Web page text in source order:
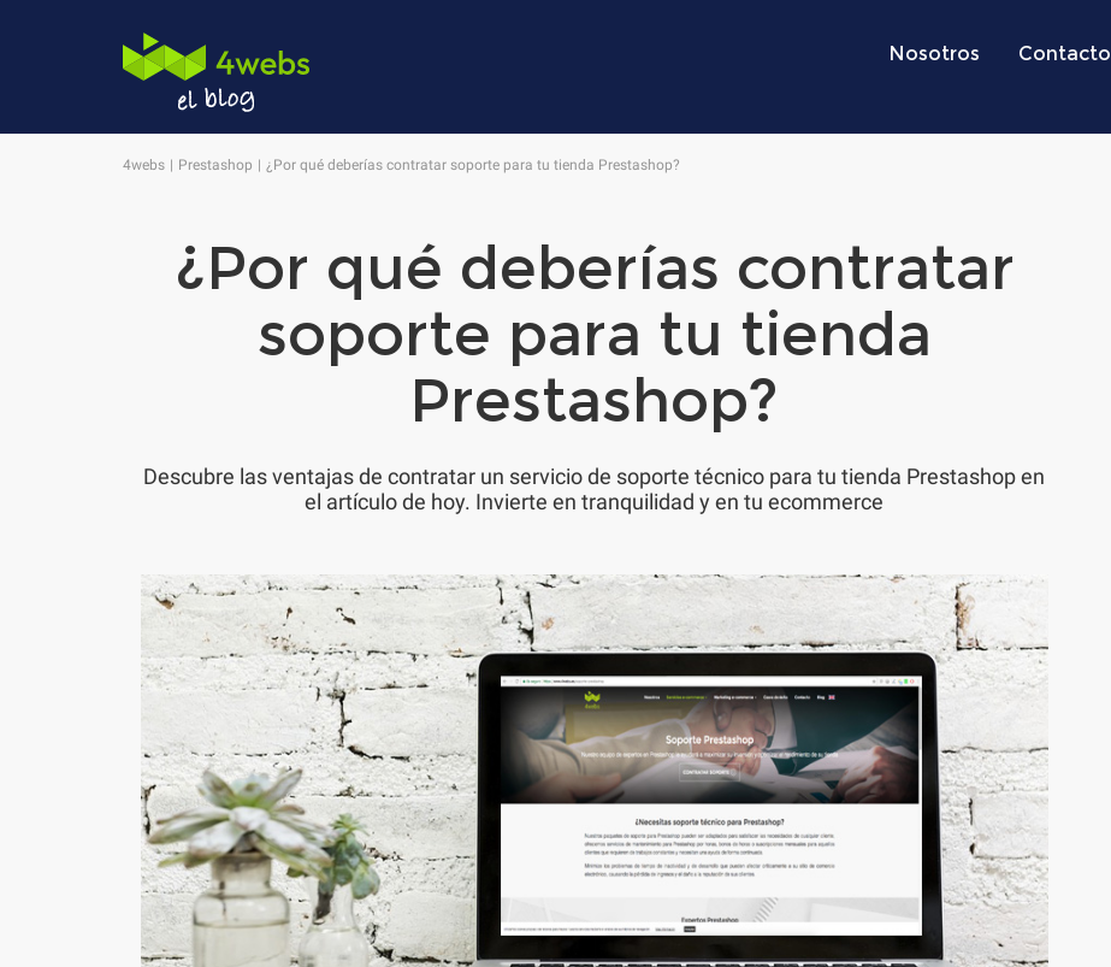
Nosotros Contacto
4webs Prestashop ¿Por qué deberías contratar soporte para tu tienda Prestashop?
¿Por qué deberías contratar
soporte para tu tienda
Prestashop?
Descubre las ventajas de contratar un servicio de soporte técnico para tu tienda Prestashop en
el artículo de hoy. Invierte en tranquilidad y en tu ecommerce